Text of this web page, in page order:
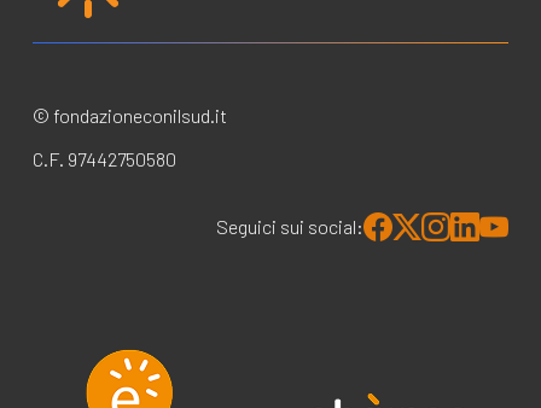
© fondazioneconilsud.it
C.F. 97442750580
Seguici sui social: